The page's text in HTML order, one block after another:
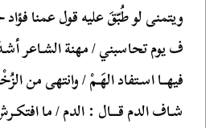
ويتمنى لو طُبّقَ عليه قول عمنا
ف يوم تحاسبني / مهنة الشـاعر
فيهــا اسـتفاد الهَـمْ / وانتهى من
شـاف الدم قـــال : الدم / ما